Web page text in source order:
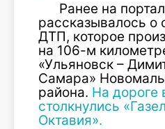
Ранее на
рассказывалось о
ДТП, которое
на 106-м
«Ульяновск –
Самара»
района. На дороге
столкнулись
Октавия».